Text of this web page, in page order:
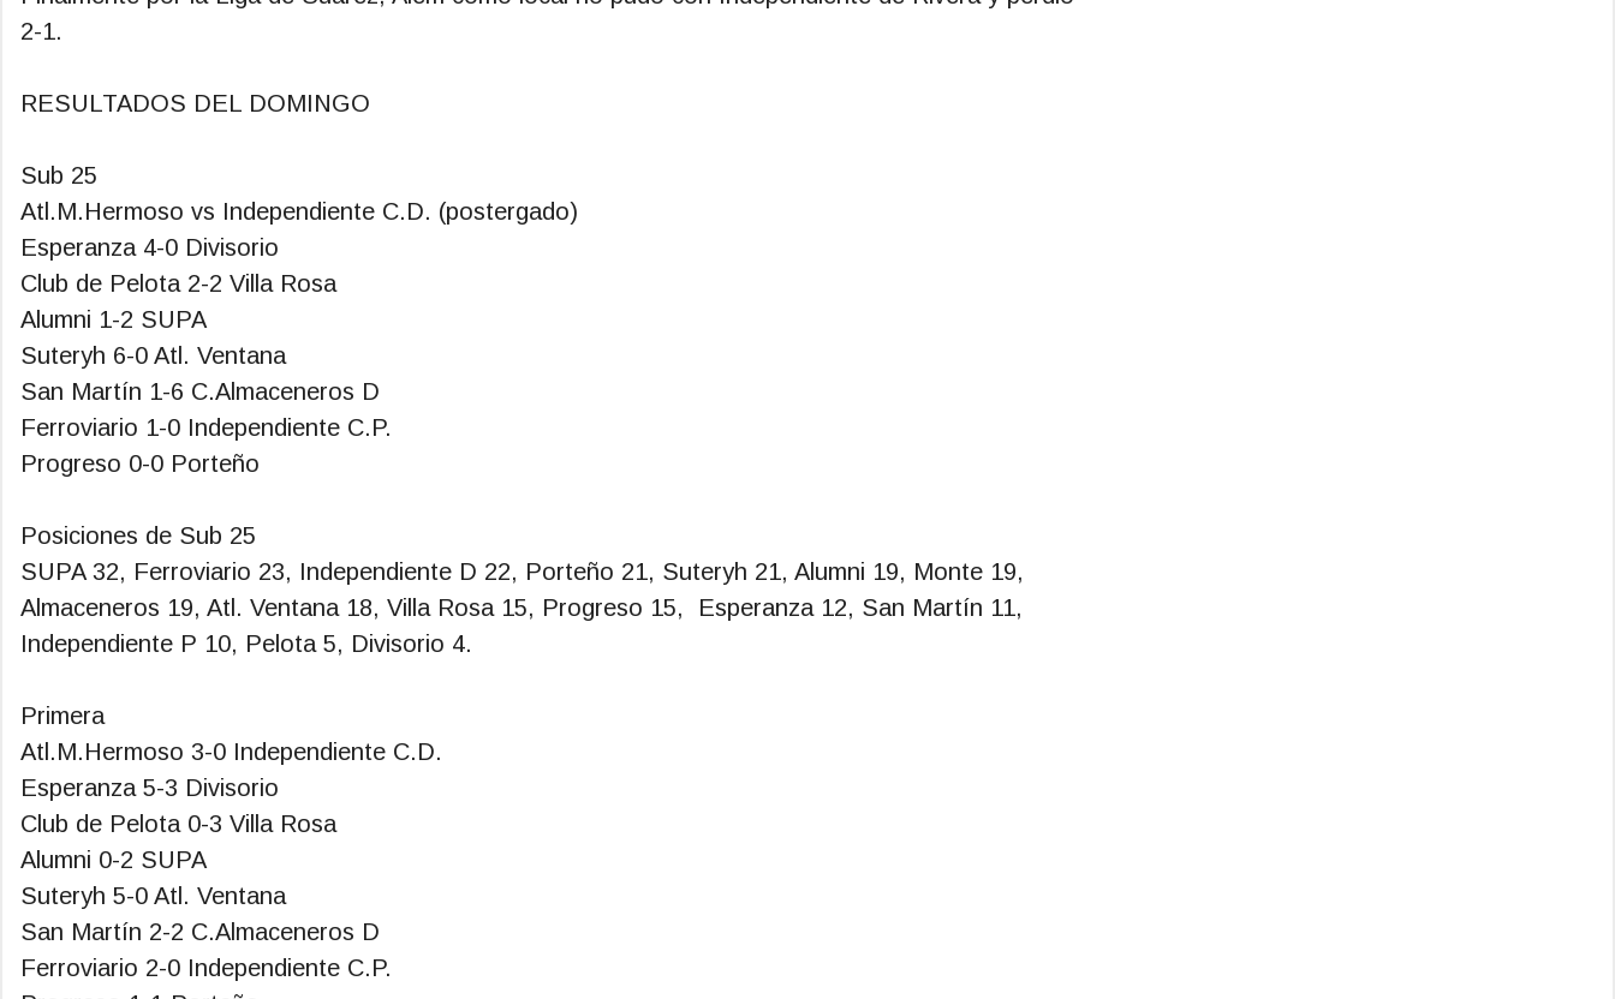
2-1.
RESULTADOS DEL DOMINGO
Sub 25
Atl.M.Hermoso vs Independiente C.D. (postergado)
Esperanza 4-0 Divisorio
Club de Pelota 2-2 Villa Rosa
Alumni 1-2 SUPA
Suteryh 6-0 Atl. Ventana
San Martín 1-6 C.Almaceneros D
Ferroviario 1-0 Independiente C.P.
Progreso 0-0 Porteño
Posiciones de Sub 25
SUPA 32, Ferroviario 23, Independiente D 22, Porteño 21, Suteryh 21, Alumni 19, Monte 19,
Almaceneros 19, Atl. Ventana 18, Villa Rosa 15, Progreso 15, Esperanza 12, San Martín 11,
Independiente P 10, Pelota 5, Divisorio 4.
Primera
Atl.M.Hermoso 3-0 Independiente C.D.
Esperanza 5-3 Divisorio
Club de Pelota 0-3 Villa Rosa
Alumni 0-2 SUPA
Suteryh 5-0 Atl. Ventana
San Martín 2-2 C.Almaceneros D
Ferroviario 2-0 Independiente C.P.